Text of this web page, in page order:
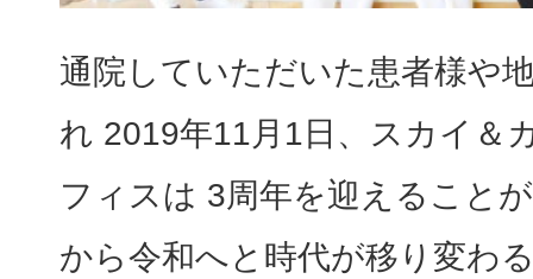
通院していただいた患者様や
れ 2019年11月1日、スカイ＆
フィスは 3周年を迎えること
から令和へと時代が移り変わ